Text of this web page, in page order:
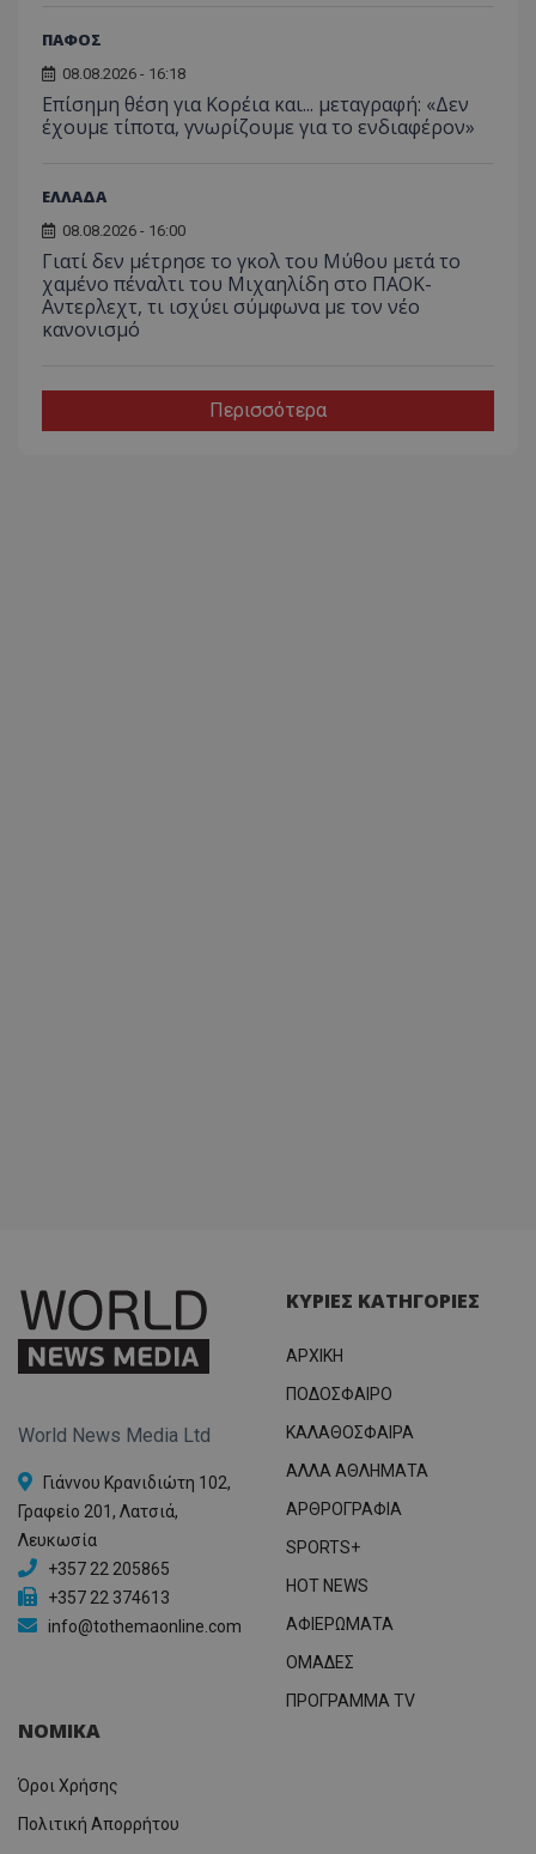
ΠΑΦΟΣ
08.08.2026 - 16:18
Επίσημη θέση για Κορέια και... μεταγραφή: «Δεν
έχουμε τίποτα, γνωρίζουμε για το ενδιαφέρον»
ΕΛΛΑΔΑ
08.08.2026 - 16:00
Γιατί δεν μέτρησε το γκολ του Μύθου μετά το
χαμένο πέναλτι του Μιχαηλίδη στο ΠΑΟΚ-
Αντερλεχτ, τι ισχύει σύμφωνα με τον νέο
κανονισμό
Περισσότερα
World News Media Ltd
Γιάννου Κρανιδιώτη 102,
Γραφείο 201, Λατσιά,
Λευκωσία
+357 22 205865
+357 22 374613
info@tothemaonline.com
ΚΥΡΙΕΣ ΚΑΤΗΓΟΡΙΕΣ
ΑΡΧΙΚΗ
ΠΟΔΟΣΦΑΙΡΟ
ΚΑΛΑΘΟΣΦΑΙΡΑ
ΑΛΛΑ ΑΘΛΗΜΑΤΑ
ΑΡΘΡΟΓΡΑΦΙΑ
SPORTS+
HOT NEWS
ΑΦΙΕΡΩΜΑΤΑ
ΟΜΑΔΕΣ
ΠΡΟΓΡΑΜΜΑ TV
ΝΟΜΙΚΑ
Όροι Χρήσης
Πολιτική Απορρήτου